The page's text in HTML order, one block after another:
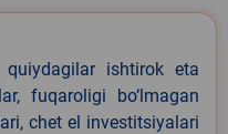
ishtirok eta
fuqaroligi bo‘lmagan
chet el investitsiyalari